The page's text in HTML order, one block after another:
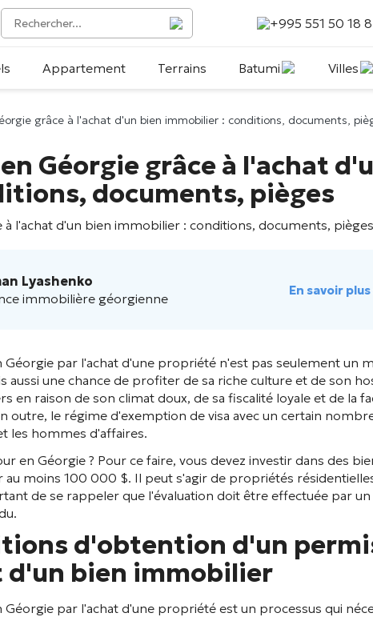
+995 551 50 18
Appartement Terrains Batumi Villes
grâce à l'achat d'un bien immobilier : conditions, documents,
Géorgie grâce à l'achat
documents, pièges
Lyashenko
immobilière géorgienne
En savoir
par l'achat d'une propriété n'est pas seulement un
aussi une chance de profiter de sa riche culture et de son
en raison de son climat doux, de sa fiscalité loyale et de la
le régime d'exemption de visa avec un certain
les hommes d'affaires.
en Géorgie ? Pour ce faire, vous devez investir dans des
moins 100 000 $. Il peut s'agir de propriétés
de se rappeler que l'évaluation doit être effectuée par
d'obtention d'un
d'un bien immobilier
par l'achat d'une propriété est un processus qui